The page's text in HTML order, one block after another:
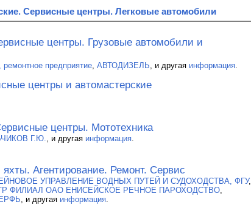
Сервисные центры. Легковые автомобили
центры. Грузовые автомобили и
предприятие, АВТОДИЗЕЛЬ, и другая информация.
центры и автомастерские
центры. Мототехника
Г.Ю., и другая информация.
Агентирование. Ремонт. Сервис
УПРАВЛЕНИЕ ВОДНЫХ ПУТЕЙ И СУДОХОДСТВА, ФГУ,
ФИЛИАЛ ОАО ЕНИСЕЙСКОЕ РЕЧНОЕ ПАРОХОДСТВО,
, и другая информация.